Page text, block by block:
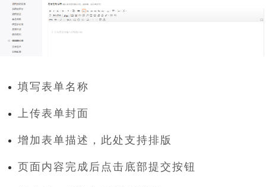
填写表单名称
上传表单封面
增加表单描述，此处支持排版
页面内容完成后点击底部提交按钮